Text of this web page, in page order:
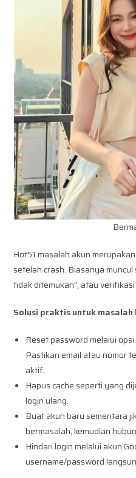
Hot51 masalah akun
setelah crash. Biasanya muncul
tidak ditemukan”, atau
Solusi praktis untuk masalah
Reset password melalui
Pastikan email atau nomor
aktif.
Hapus cache seperti yang
login ulang.
Buat akun baru sementara
bermasalah, kemudian
Hindari login melalui akun
username/password